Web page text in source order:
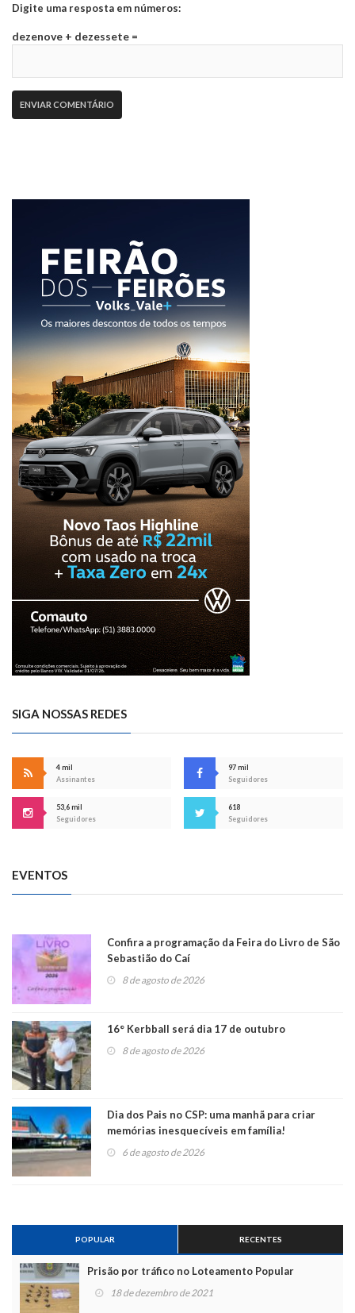
Digite uma resposta em números:
dezenove + dezessete =
SIGA NOSSAS REDES
4 mil
Assinantes
97 mil
Seguidores
53,6 mil
Seguidores
618
Seguidores
EVENTOS
Confira a programação da Feira do Livro de São
Sebastião do Caí
8 de agosto de 2026
16° Kerbball será dia 17 de outubro
8 de agosto de 2026
Dia dos Pais no CSP: uma manhã para criar
memórias inesquecíveis em família!
6 de agosto de 2026
POPULAR RECENTES
Prisão por tráfico no Loteamento Popular
18 de dezembro de 2021